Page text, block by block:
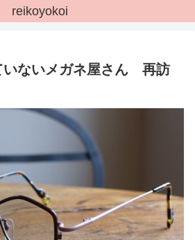
reikoyokoi
いないメガネ屋さん 再訪